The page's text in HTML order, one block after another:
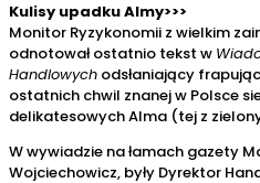
Kulisy upadku Almy>>>
Monitor Ryzykonomii z wielkim
odnotował ostatnio tekst w
Handlowych odsłaniający
ostatnich chwil znanej w Polsce
delikatesowych Alma (tej z
W wywiadzie na łamach gazety
Wojciechowicz, były Dyrektor